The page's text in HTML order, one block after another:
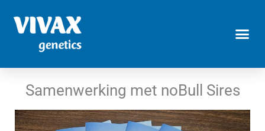
Samenwerking met noBull Sires